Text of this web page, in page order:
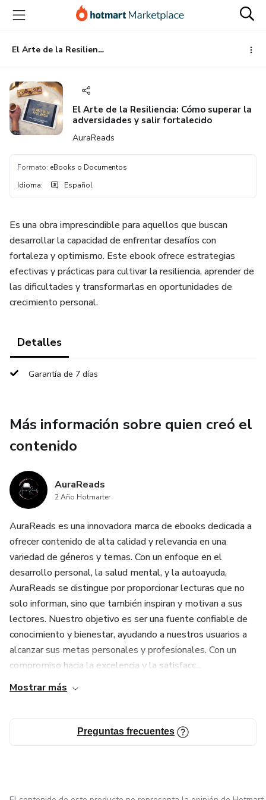
principal
página
de
página
El Arte de la Resiliencia: Cómo superar la adversidades y salir fortalecido
El Arte de la Resiliencia: Cómo superar la
adversidades y salir fortalecido
AuraReads
Formato: eBooks o Documentos
Idioma: Español
Es una obra imprescindible para aquellos que buscan
desarrollar la capacidad de enfrentar desafíos con
fortaleza y optimismo. Este ebook ofrece estrategias
efectivas y prácticas para cultivar la resiliencia, aprender de
las dificultades y transformarlas en oportunidades de
crecimiento personal.
Detalles
Garantía de 7 días
Más información sobre quien creó el
contenido
AuraReads
2 Año Hotmarter
AuraReads es una innovadora marca de ebooks dedicada a
ofrecer contenido de alta calidad y relevancia en una
variedad de géneros y temas. Con un enfoque en el
desarrollo personal, la salud mental, y la autoayuda,
AuraReads se distingue por proporcionar lecturas que no
solo informan, sino que también inspiran y motivan a sus
lectores. Nuestro objetivo es ser una fuente confiable de
conocimiento y bienestar, ayudando a nuestros usuarios a
alcanzar sus metas personales y profesionales. Con un
compromiso hacia la excelencia y la satisfacc...
Mostrar más
Preguntas frecuentes